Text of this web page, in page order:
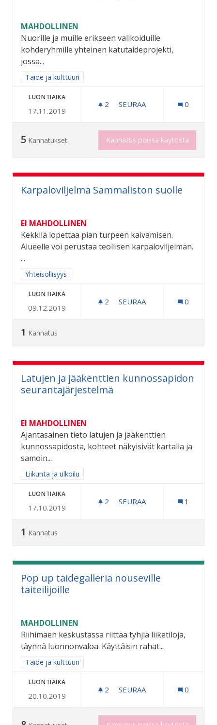
MAHDOLLINEN
Nuorille ja muille erikseen valikoiduille
kohderyhmille yhteinen katutaideprojekti,
jossa...
Rajaa tulokset aihepiirin mukaan: Taide ja kulttuuri
Taide ja kulttuuri
LUONTIAIKA
17.11.2019
2 2 SEURAAJAA
SEURAA 0
5 Kannatukset Kannatus poissa käytöstä
Karpaloviljelmä Sammaliston suolle
EI MAHDOLLINEN
Kekkilä lopettaa pian turpeen kaivamisen.
Alueelle voi perustaa teollisen karpaloviljelmän.
...
Rajaa tulokset aihepiirin mukaan: Yhteisöllisyys
Yhteisöllisyys
LUONTIAIKA
09.12.2019
2 2 SEURAAJAA
SEURAA 0
1 Kannatus
Latujen ja jääkenttien kunnossapidon
seurantajärjestelmä
EI MAHDOLLINEN
Ajantasainen tieto latujen ja jääkenttien
kunnossapidosta, kohteet näkyisivät kartalla ja
samoin...
Rajaa tulokset aihepiirin mukaan: Liikunta ja ulkoilu
Liikunta ja ulkoilu
LUONTIAIKA
17.10.2019
2 2 SEURAAJAA
SEURAA 1
1 Kannatus
Pop up taidegalleria nouseville
taiteilijoille
MAHDOLLINEN
Riihimäen keskustassa riittää tyhjiä liiketiloja,
täynnä luonnonvaloa. Käyttäisin rahat...
Rajaa tulokset aihepiirin mukaan: Taide ja kulttuuri
Taide ja kulttuuri
LUONTIAIKA
20.10.2019
2 2 SEURAAJAA
SEURAA 0